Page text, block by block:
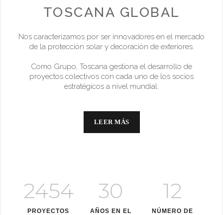
TOSCANA GLOBAL
Nos caracterizamos por ser innovadores en el mercado
de la protección solar y decoración de exteriores.
Como Grupo, Toscana gestiona el desarrollo de
proyectos colectivos con cada uno de los socios
estratégicos a nivel mundial.
LEER MÁS
2454
PROYECTOS
30
AÑOS EN EL
12
NÚMERO DE